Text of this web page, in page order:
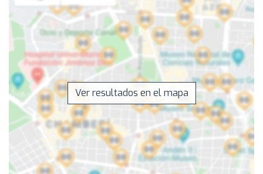
Ver resultados en el mapa